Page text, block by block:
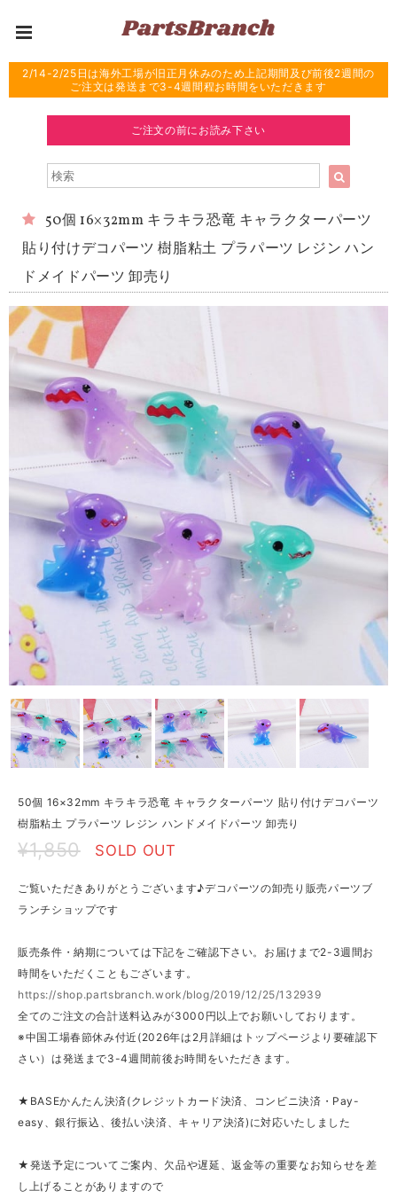
2/14-2/25日は海外工場が旧正月休みのため上記期間及び前後2週間の
ご注文は発送まで3-4週間程お時間をいただきます
ご注文の前にお読み下さい
50個 16×32mm キラキラ恐竜 キャラクターパーツ
貼り付けデコパーツ 樹脂粘土 プラパーツ レジン ハン
ドメイドパーツ 卸売り
50個 16×32mm キラキラ恐竜 キャラクターパーツ 貼り付けデコパーツ
樹脂粘土 プラパーツ レジン ハンドメイドパーツ 卸売り
¥1,850 SOLD OUT
ご覧いただきありがとうございます♪デコパーツの卸売り販売パーツブ
ランチショップです
販売条件・納期については下記をご確認下さい。お届けまで2-3週間お
時間をいただくこともございます。
https://shop.partsbranch.work/blog/2019/12/25/132939
全てのご注文の合計送料込みが3000円以上でお願いしております。
※中国工場春節休み付近(2026年は2月詳細はトップページより要確認下
さい）は発送まで3-4週間前後お時間をいただきます。
★BASEかんたん決済(クレジットカード決済、コンビニ決済・Pay-
easy、銀行振込、後払い決済、キャリア決済)に対応いたしました
★発送予定についてご案内、欠品や遅延、返金等の重要なお知らせを差
し上げることがありますので